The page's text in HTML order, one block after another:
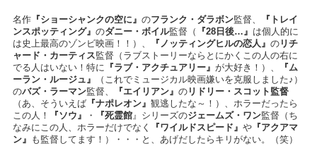
名作『ショーシャンクの空に』 のフランク・ダラボン監督、
『トレイ
ンスポッティング』 のダニー・ボイル監督（ 『28日後…』 は個人的に
は史上最高のゾンビ映画！！）、
『ノッティングヒルの恋人』 のリチ
ャード・カーティス監督（ラブストーリーならとにかくこの人の右に
でる人はいない！特に 『ラブ・アクチュアリー』 が大好き！）、
『ム
ーラン・ルージュ』
（これでミュージカル映画嫌いを克服しました♪）
のバズ・ラーマン監督、 『エイリアン』 のリドリー・スコット監督
（あ、そういえば『ナポレオン』 観逃したな～！）、ホラーだったら
この人！
『ソウ』 ・ 『死霊館』シリーズのジェームズ・ワン監督（ち
なみにこの人、ホラーだけでなく
『ワイルドスピード』 や『アクアマ
ン』 も監督してます！）・・・と、あげだしたらキリがない。（笑）